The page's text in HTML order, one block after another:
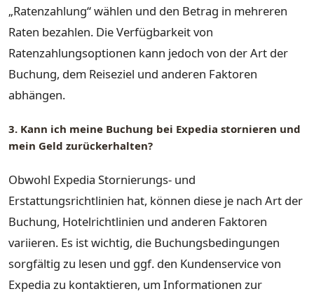
„Ratenzahlung“ wählen und den Betrag in mehreren
Raten bezahlen. Die Verfügbarkeit von
Ratenzahlungsoptionen kann jedoch von der Art der
Buchung, dem Reiseziel und anderen Faktoren
abhängen.
3. Kann ich meine Buchung bei Expedia stornieren und
mein Geld zurückerhalten?
Obwohl Expedia Stornierungs- und
Erstattungsrichtlinien hat, können diese je nach Art der
Buchung, Hotelrichtlinien und anderen Faktoren
variieren. Es ist wichtig, die Buchungsbedingungen
sorgfältig zu lesen und ggf. den Kundenservice von
Expedia zu kontaktieren, um Informationen zur